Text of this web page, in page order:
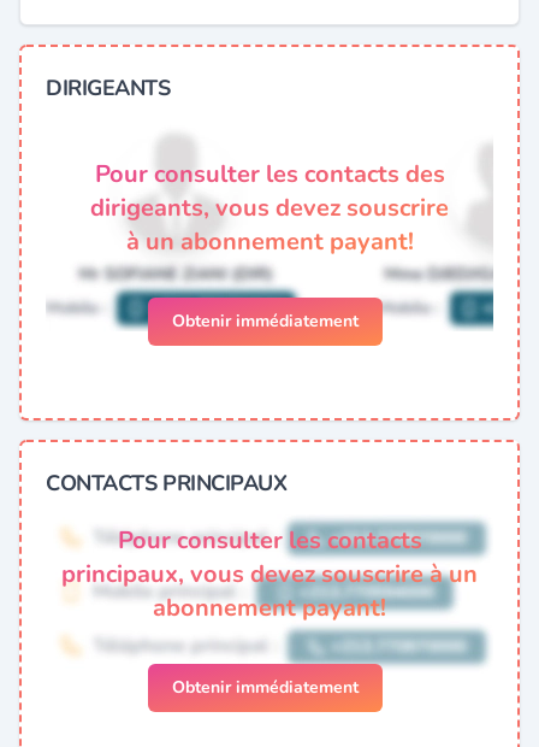
DIRIGEANTS
Pour consulter les contacts des
dirigeants, vous devez souscrire
à un abonnement payant!
Obtenir immédiatement
CONTACTS PRINCIPAUX
Pour consulter les contacts
principaux, vous devez souscrire à un
abonnement payant!
Obtenir immédiatement